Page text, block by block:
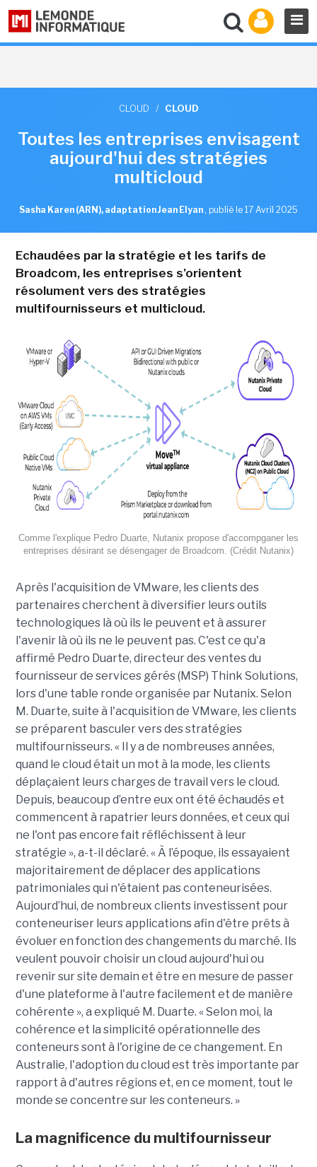
CLOUD / CLOUD
Toutes les entreprises envisagent
aujourd'hui des stratégies
multicloud
Sasha Karen (ARN), adaptation Jean Elyan , publié le 17 Avril 2025
Echaudées par la stratégie et les tarifs de
Broadcom, les entreprises s'orientent
résolument vers des stratégies
multifournisseurs et multicloud.
Comme l'explique Pedro Duarte, Nutanix propose d'accompganer les
entreprises désirant se désengager de Broadcom. (Crédit Nutanix)
Après l'acquisition de VMware, les clients des
partenaires cherchent à diversifier leurs outils
technologiques là où ils le peuvent et à assurer
l'avenir là où ils ne le peuvent pas. C'est ce qu'a
affirmé Pedro Duarte, directeur des ventes du
fournisseur de services gérés (MSP) Think Solutions,
lors d'une table ronde organisée par Nutanix. Selon
M. Duarte, suite à l'acquisition de VMware, les clients
se préparent basculer vers des stratégies
multifournisseurs. « Il y a de nombreuses années,
quand le cloud était un mot à la mode, les clients
déplaçaient leurs charges de travail vers le cloud.
Depuis, beaucoup d’entre eux ont été échaudés et
commencent à rapatrier leurs données, et ceux qui
ne l'ont pas encore fait réfléchissent à leur
stratégie », a-t-il déclaré. « À l’époque, ils essayaient
majoritairement de déplacer des applications
patrimoniales qui n'étaient pas conteneurisées.
Aujourd’hui, de nombreux clients investissent pour
conteneuriser leurs applications afin d'être prêts à
évoluer en fonction des changements du marché. Ils
veulent pouvoir choisir un cloud aujourd'hui ou
revenir sur site demain et être en mesure de passer
d'une plateforme à l'autre facilement et de manière
cohérente », a expliqué M. Duarte. « Selon moi, la
cohérence et la simplicité opérationnelle des
conteneurs sont à l'origine de ce changement. En
Australie, l'adoption du cloud est très importante par
rapport à d'autres régions et, en ce moment, tout le
monde se concentre sur les conteneurs. »
La magnificence du multifournisseur